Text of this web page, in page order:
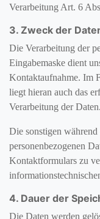
Verarbeitung Art. 6
3. Zweck der
Die Verarbeitung der
Eingabemaske dient
Kontaktaufnahme. Im
liegt hieran auch das
Verarbeitung der Daten.
Die sonstigen während
personenbezogenen
Kontaktformulars zu
4. Dauer der
Die Daten werden